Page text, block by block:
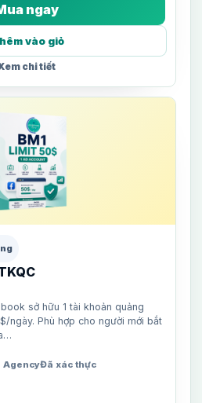
ngay
vào giỏ
chi tiết
sở hữu 1 tài khoản quảng
ngày. Phù hợp cho người mới bắt
AgencyĐã xác thực